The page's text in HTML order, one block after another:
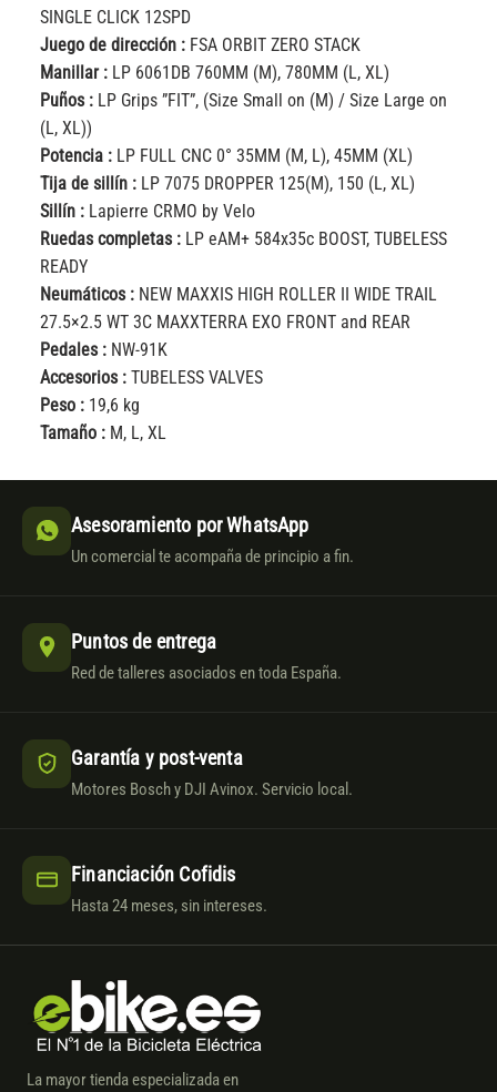
SINGLE CLICK 12SPD
Juego de dirección : FSA ORBIT ZERO STACK
Manillar : LP 6061DB 760MM (M), 780MM (L, XL)
Puños : LP Grips ”FIT”, (Size Small on (M) / Size Large on
(L, XL))
Potencia : LP FULL CNC 0° 35MM (M, L), 45MM (XL)
Tija de sillín : LP 7075 DROPPER 125(M), 150 (L, XL)
Sillín : Lapierre CRMO by Velo
Ruedas completas : LP eAM+ 584x35c BOOST, TUBELESS
READY
Neumáticos : NEW MAXXIS HIGH ROLLER II WIDE TRAIL
27.5×2.5 WT 3C MAXXTERRA EXO FRONT and REAR
Pedales : NW-91K
Accesorios :TUBELESS VALVES
Peso : 19,6 kg
Tamaño : M, L, XL
Asesoramiento por WhatsApp
Un comercial te acompaña de principio a fin.
Puntos de entrega
Red de talleres asociados en toda España.
Garantía y post-venta
Motores Bosch y DJI Avinox. Servicio local.
Financiación Cofidis
Hasta 24 meses, sin intereses.
La mayor tienda especializada en